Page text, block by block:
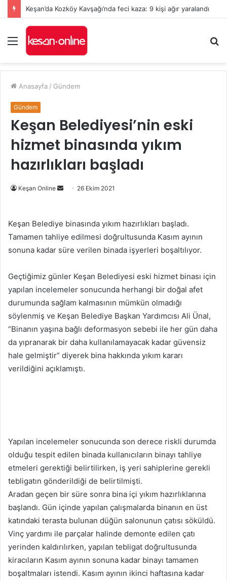
Keşan’da Kozköy Kavşağı’nda feci kaza: 9 kişi ağır yaralandı
Menü
...
Anasayfa / Gündem
Gündem
Keşan Belediyesi’nin eski
hizmet binasında yıkım
hazırlıkları başladı
Keşan Online
Bir
göndermek
26 Ekim 2021
Keşan Belediye binasında yıkım hazırlıkları başladı.
Tamamen tahliye edilmesi doğrultusunda Kasım ayının
sonuna kadar süre verilen binada işyerleri boşaltılıyor.
Geçtiğimiz günler Keşan Belediyesi eski hizmet binası için
yapılan incelemeler sonucunda herhangi bir doğal afet
durumunda sağlam kalmasının mümkün olmadığı
söylenmiş ve Keşan Belediye Başkan Yardımcısı Ali Ünal,
“Binanın yaşına bağlı deformasyon sebebi ile her gün daha
da yıpranarak bir daha kullanılamayacak kadar güvensiz
hale gelmiştir” diyerek bina hakkında yıkım kararı
verildiğini açıklamıştı.
Yapılan incelemeler sonucunda son derece riskli durumda
olduğu tespit edilen binada kullanıcıların binayı tahliye
etmeleri gerektiği belirtilirken, iş yeri sahiplerine gerekli
tebligatın gönderildiği de belirtilmişti.
Aradan geçen bir süre sonra bina içi yıkım hazırlıklarına
başlandı. Gün içinde yapılan çalışmalarda binanın en üst
katındaki terasta bulunan düğün salonunun çatısı söküldü.
Vinç yardımı ile parçalar halinde demonte edilen çatı
yerinden kaldırılırken, yapılan tebligat doğrultusunda
kiracıların Kasım ayının sonuna kadar binayı tamamen
boşaltmaları istendi. Kasım ayının ikinci haftasına kadar